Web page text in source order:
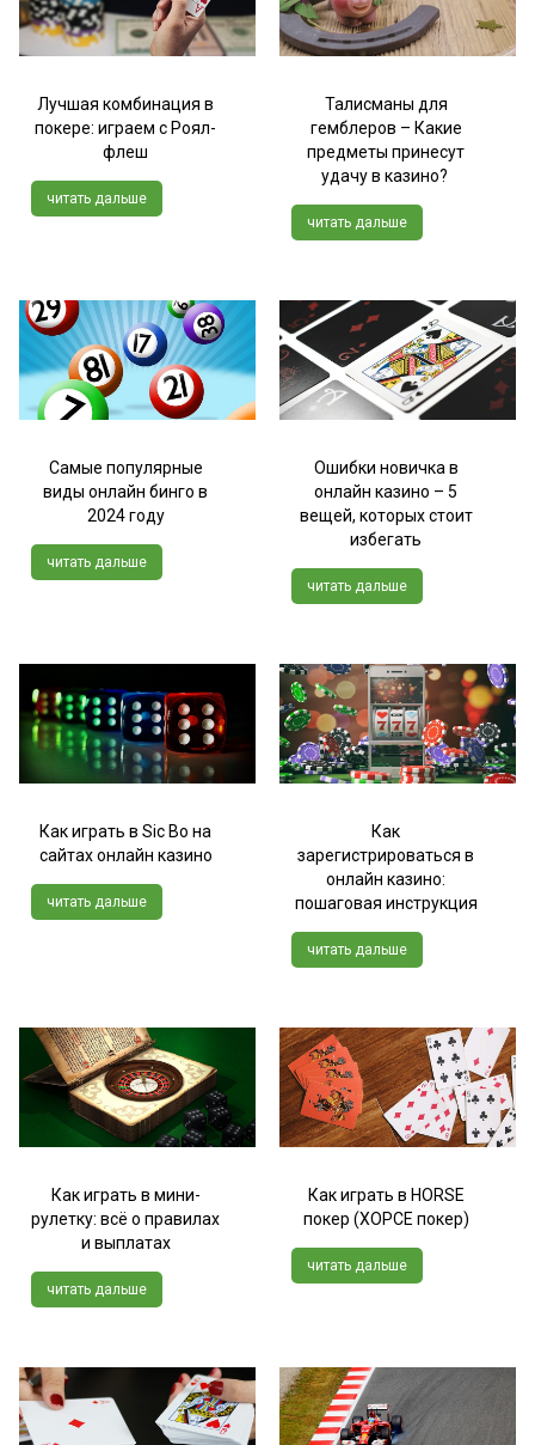
Лучшая комбинация в
покере: играем с Роял-
флеш
читать дальше
Талисманы для
гемблеров – Какие
предметы принесут
удачу в казино?
читать дальше
Самые популярные
виды онлайн бинго в
2024 году
читать дальше
Ошибки новичка в
онлайн казино – 5
вещей, которых стоит
избегать
читать дальше
Как играть в Sic Bo на
сайтах онлайн казино
читать дальше
Как
зарегистрироваться в
онлайн казино:
пошаговая инструкция
читать дальше
Как играть в мини-
рулетку: всё о правилах
и выплатах
читать дальше
Как играть в HORSE
покер (ХОРСЕ покер)
читать дальше